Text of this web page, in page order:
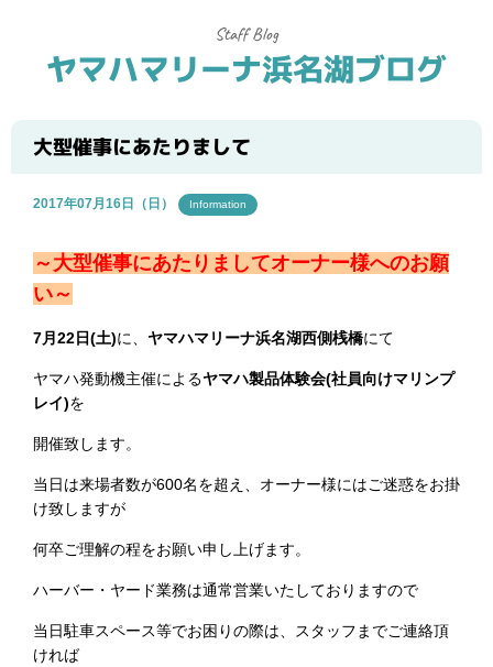
艤装
ブログ
ヤマハマリーナ浜名湖ブログ
大型催事にあたりまして
2017年07月16日（日） Information
～大型催事にあたりましてオーナー様へのお願
い～
7月22日(土)に、 ヤマハマリーナ浜名湖西側桟橋にて
ヤマハ発動機主催によるヤマハ製品体験会(社員向けマリンプ
レイ)を
開催致します。
当日は来場者数が600名を超え、オーナー様にはご迷惑をお掛
け致しますが
何卒ご理解の程をお願い申し上げます。
ハーバー・ヤード業務は通常営業いたしておりますので
当日駐車スペース等でお困りの際は、スタッフまでご連絡頂
ければ